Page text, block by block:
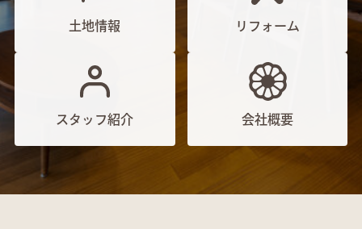
土地情報 リフォーム
スタッフ紹介 会社概要